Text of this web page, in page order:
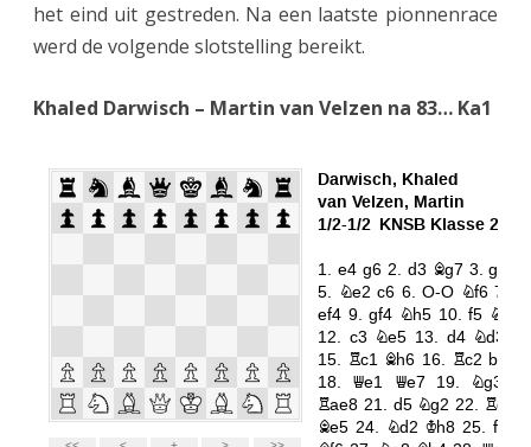
het eind uit gestreden. Na een laatste pionnenrace
werd de volgende slotstelling bereikt.
Khaled Darwisch – Martin van Velzen na 83… Ka1